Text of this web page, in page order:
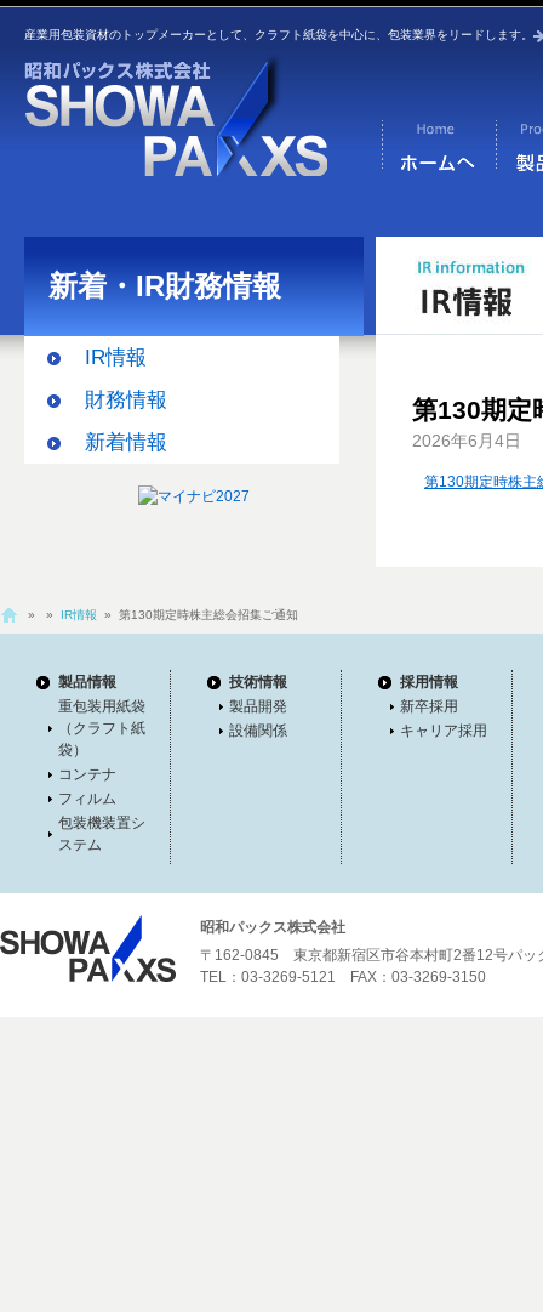
産業用包装資材のトップメーカーとして、クラフト紙袋を中心に、包装業界をリードします。
新着・IR財務情報
IR情報
財務情報
新着情報
第130期定
2026年6月4日
第130期定時株主
» » IR情報 » 第130期定時株主総会招集ご通知
製品情報
重包装用紙袋
（クラフト紙
袋）
コンテナ
フィルム
包装機装置シ
ステム
技術情報
製品開発
設備関係
採用情報
新卒採用
キャリア採用
昭和パックス株式会社
〒162-0845 東京都新宿区市谷本村町2番12号パッ
TEL：03-3269-5121 FAX：03-3269-3150